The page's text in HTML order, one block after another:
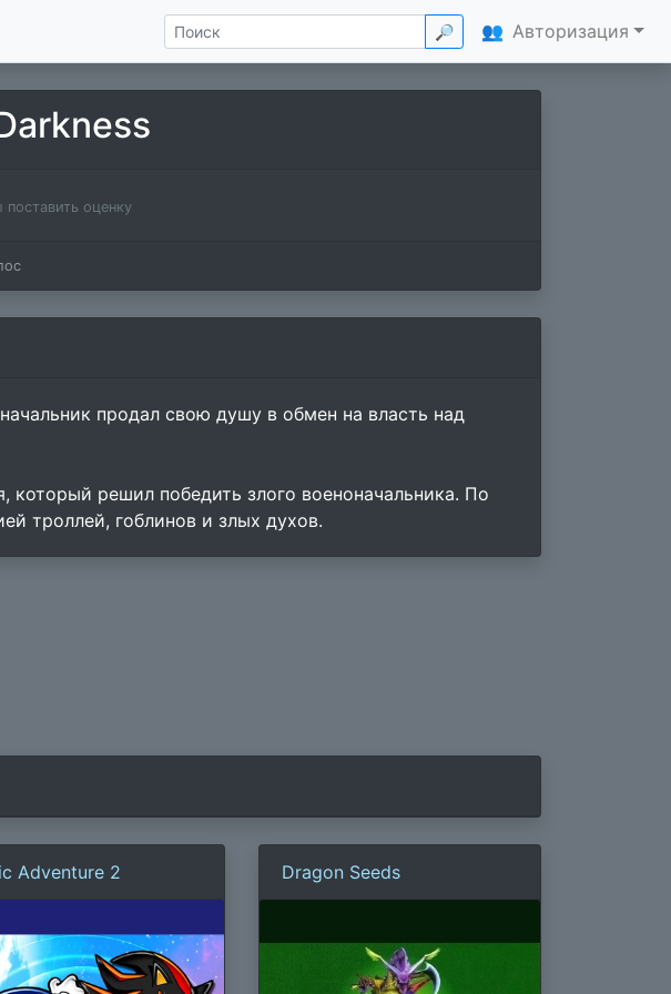
🔎 👥 Авторизация
поставить оценку
продал свою душу в обмен на власть над
который решил победить злого военоначальника. По
троллей, гоблинов и злых духов.
Adventure 2 Dragon Seeds